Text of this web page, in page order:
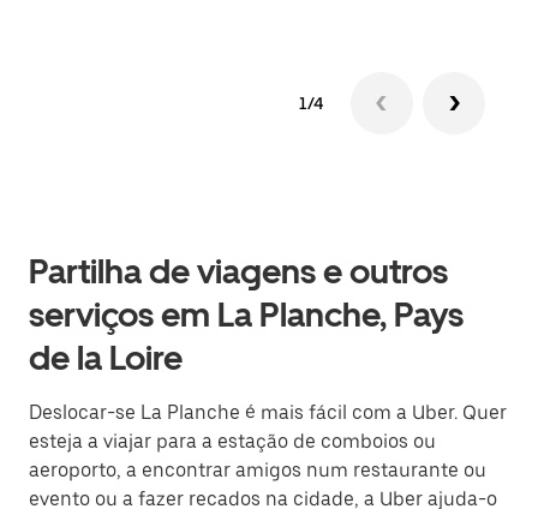
1/4
Partilha de viagens e outros
serviços em La Planche, Pays
de la Loire
Deslocar-se La Planche é mais fácil com a Uber. Quer
esteja a viajar para a estação de comboios ou
aeroporto, a encontrar amigos num restaurante ou
evento ou a fazer recados na cidade, a Uber ajuda-o